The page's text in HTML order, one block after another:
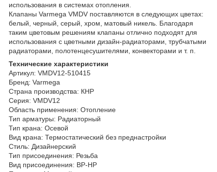
использования в системах отопления.
Клапаны Varmega VMDV поставляются в следующих цветах:
белый, черный, серый, хром, матовый никель. Благодаря
таким цветовым решениям клапаны отлично подходят для
использования с цветными дизайн-радиаторами, трубчатыми
радиаторами, полотенцесушителями, конвекторами и т. п.
Технические характеристики
Артикул: VMDV12-510415
Бренд: Varmega
Страна производства: КНР
Серия: VMDV12
Область применения: Отопление
Тип арматуры: Радиаторный
Тип крана: Осевой
Вид крана: Термостатический без преднастройки
Стиль: Дизайнерский
Тип присоединения: Резьба
Вид присоединения: ВР-НР